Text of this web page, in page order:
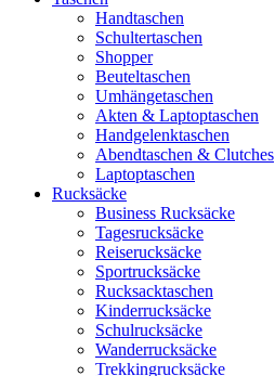
Handtaschen
Schultertaschen
Shopper
Beuteltaschen
Umhängetaschen
Akten & Laptoptaschen
Handgelenktaschen
Abendtaschen & Clutches
Laptoptaschen
Rucksäcke
Business Rucksäcke
Tagesrucksäcke
Reiserucksäcke
Sportrucksäcke
Rucksacktaschen
Kinderrucksäcke
Schulrucksäcke
Wanderrucksäcke
Trekkingrucksäcke